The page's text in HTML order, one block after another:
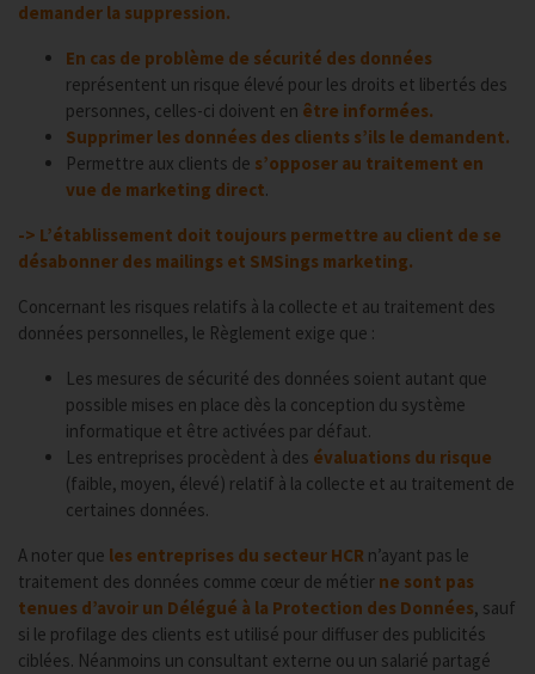
demander la suppression.
En cas de problème de sécurité des données
représentent un risque élevé pour les droits et libertés des
personnes, celles-ci doivent en être informées.
Supprimer les données des clients s’ils le demandent.
Permettre aux clients de s’opposer au traitement en
vue de marketing direct.
-> L’établissement doit toujours permettre au client de se
désabonner des mailings et SMSings marketing.
Concernant les risques relatifs à la collecte et au traitement des
données personnelles, le Règlement exige que :
Les mesures de sécurité des données soient autant que
possible mises en place dès la conception du système
informatique et être activées par défaut.
Les entreprises procèdent à des évaluations du risque
(faible, moyen, élevé) relatif à la collecte et au traitement de
certaines données.
A noter que les entreprises du secteur HCR n’ayant pas le
traitement des données comme cœur de métier ne sont pas
tenues d’avoir un Délégué à la Protection des Données, sauf
si le profilage des clients est utilisé pour diffuser des publicités
ciblées. Néanmoins un consultant externe ou un salarié partagé